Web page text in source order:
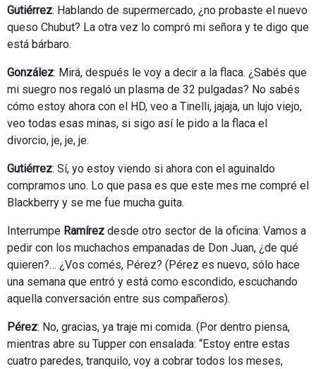
Gutiérrez: Hablando de supermercado, ¿no probaste el nuevo
queso Chubut? La otra vez lo compró mi señora y te digo que
está bárbaro.
González: Mirá, después le voy a decir a la flaca. ¿Sabés que
mi suegro nos regaló un plasma de 32 pulgadas? No sabés
cómo estoy ahora con el HD, veo a Tinelli, jajaja, un lujo viejo,
veo todas esas minas, si sigo así le pido a la flaca el
divorcio, je, je, je.
Gutiérrez: Sí, yo estoy viendo si ahora con el aguinaldo
compramos uno. Lo que pasa es que este mes me compré el
Blackberry y se me fue mucha guita.
Interrumpe Ramírez desde otro sector de la oficina: Vamos a
pedir con los muchachos empanadas de Don Juan, ¿de qué
quieren?… ¿Vos comés, Pérez? (Pérez es nuevo, sólo hace
una semana que entró y está como escondido, escuchando
aquella conversación entre sus compañeros).
Pérez: No, gracias, ya traje mi comida. (Por dentro piensa,
mientras abre su Tupper con ensalada: “Estoy entre estas
cuatro paredes, tranquilo, voy a cobrar todos los meses,